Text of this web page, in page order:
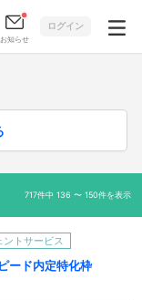
お知らせ
ログイン
717件中 136 〜 150件を表示
ントサービス
ード内定特化枠